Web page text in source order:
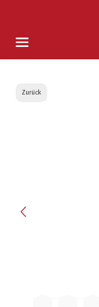
Zurück